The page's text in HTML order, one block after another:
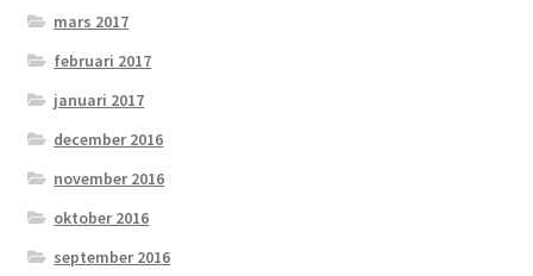
mars 2017
februari 2017
januari 2017
december 2016
november 2016
oktober 2016
september 2016